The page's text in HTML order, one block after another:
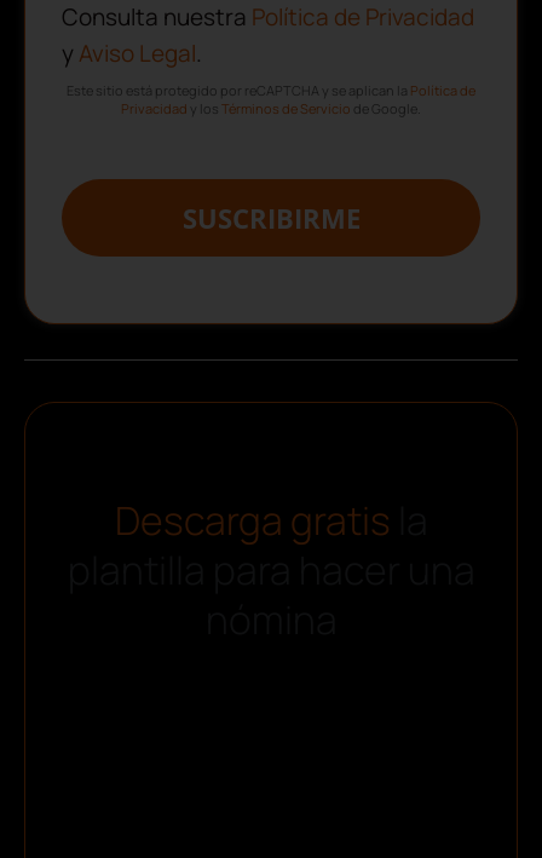
Consulta nuestra Política de Privacidad
y Aviso Legal.
Este sitio está protegido por reCAPTCHA y se aplican la Política de
Privacidad y los Términos de Servicio de Google.
SUSCRIBIRME
Descarga gratis